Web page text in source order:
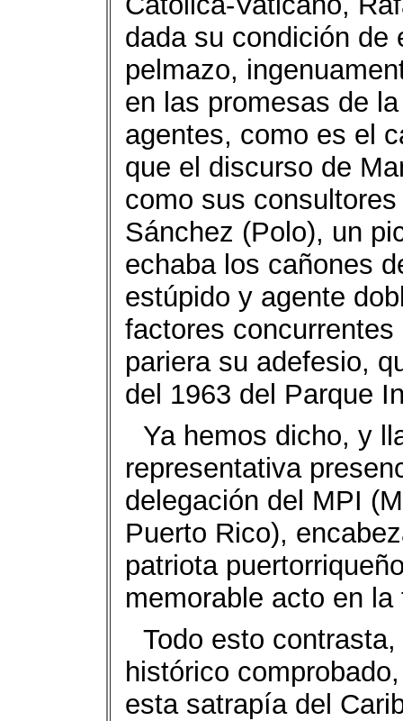
dada su condición de
pelmazo,
en las promesas de
agentes, como es el
que el discurso de
como sus
Sánchez (Polo), un
echaba los cañones
estúpido y agente
factores
pariera su adefesio,
del 1963 del Parque
Ya hemos dicho, y
representativa
delegación del MPI
Puerto Rico),
patriota
memorable acto en
Todo esto
histórico
esta satrapía del